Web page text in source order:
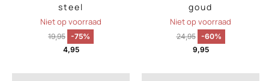
steel
Niet op voorraad
19,95 -75%
4,95
goud
Niet op voorraad
24,95
-60%
9,95